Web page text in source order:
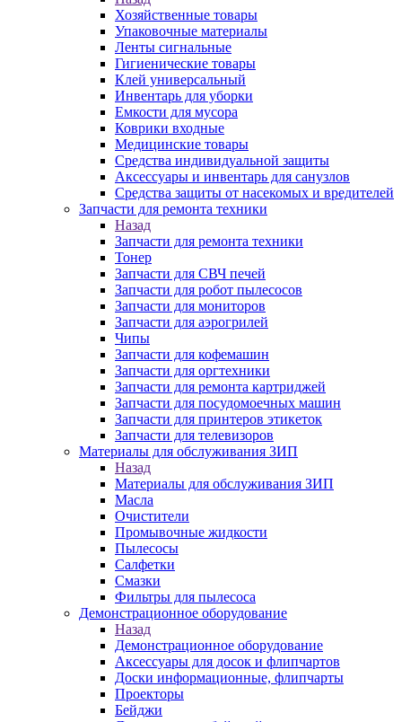
Хозяйственные товары
Упаковочные материалы
Ленты сигнальные
Гигиенические товары
Клей универсальный
Инвентарь для уборки
Емкости для мусора
Коврики входные
Медицинские товары
Средства индивидуальной защиты
Аксессуары и инвентарь для санузлов
Средства защиты от насекомых и вредителей
Запчасти для ремонта техники
Назад
Запчасти для ремонта техники
Тонер
Запчасти для СВЧ печей
Запчасти для робот пылесосов
Запчасти для мониторов
Запчасти для аэрогрилей
Чипы
Запчасти для кофемашин
Запчасти для оргтехники
Запчасти для ремонта картриджей
Запчасти для посудомоечных машин
Запчасти для принтеров этикеток
Запчасти для телевизоров
Материалы для обслуживания ЗИП
Назад
Материалы для обслуживания ЗИП
Масла
Очистители
Промывочные жидкости
Пылесосы
Салфетки
Смазки
Фильтры для пылесоса
Демонстрационное оборудование
Назад
Демонстрационное оборудование
Аксессуары для досок и флипчартов
Доски информационные, флипчарты
Проекторы
Бейджи